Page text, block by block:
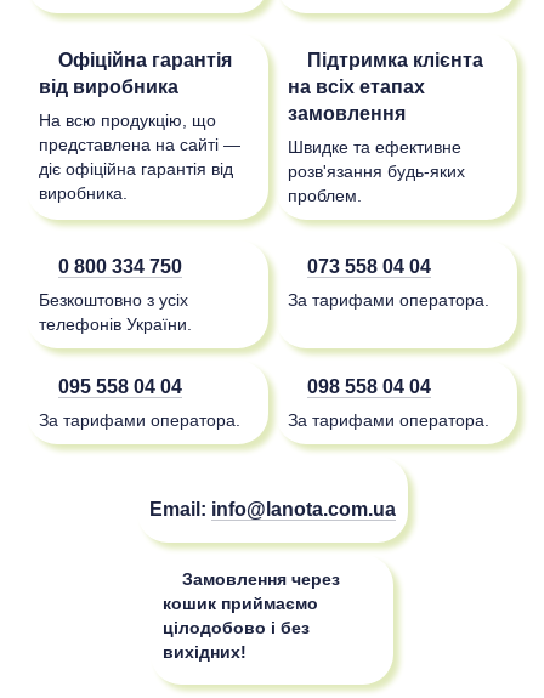
Офіційна гарантія
від виробника
На всю продукцію, що
представлена на сайті —
діє офіційна гарантія від
виробника.
Підтримка клієнта
на всіх етапах
замовлення
Швидке та ефективне
розв'язання будь-яких
проблем.
0 800 334 750
Безкоштовно з усіх
телефонів України.
073 558 04 04
За тарифами оператора.
095 558 04 04
За тарифами оператора.
098 558 04 04
За тарифами оператора.
Email: info@lanota.com.ua
Замовлення через
кошик приймаємо
цілодобово і без
вихідних!